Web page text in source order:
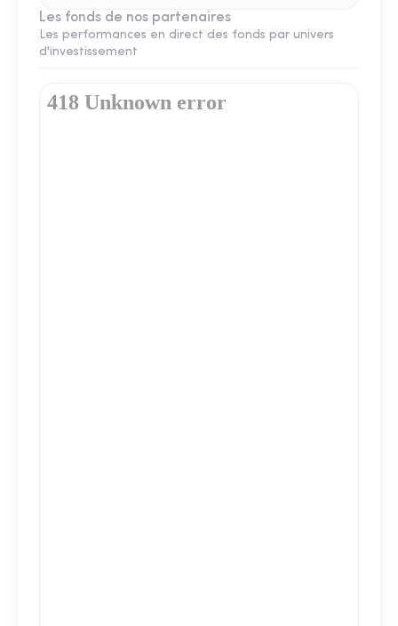
Les fonds de nos partenaires
Les performances en direct des fonds par univers
d'investissement